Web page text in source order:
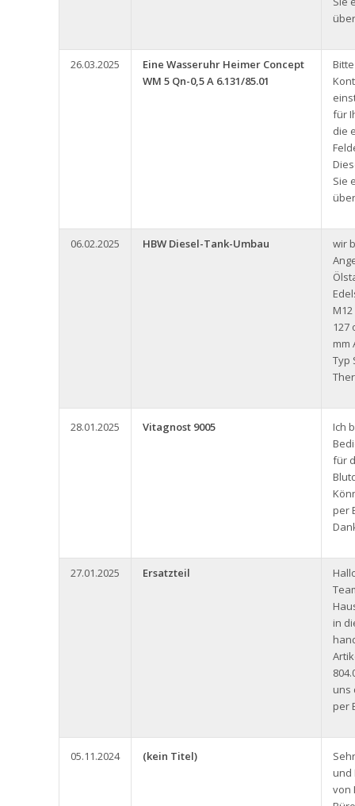
26.03.2025
Eine Wasseruhr Heimer Concept
WM 5 Qn-0,5 A 6.131/85.01
für
die
Sie
06.02.2025 HBW Diesel-Tank-Umbau
wir
127
mm
Typ
28.01.2025 Vitagnost 9005
Ich
für
per
27.01.2025 Ersatzteil
in
uns
per
05.11.2024 (kein Titel)
und
von